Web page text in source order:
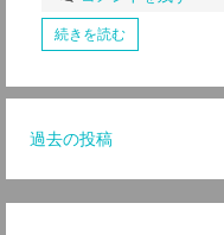
続きを読む
稿
過去の投稿